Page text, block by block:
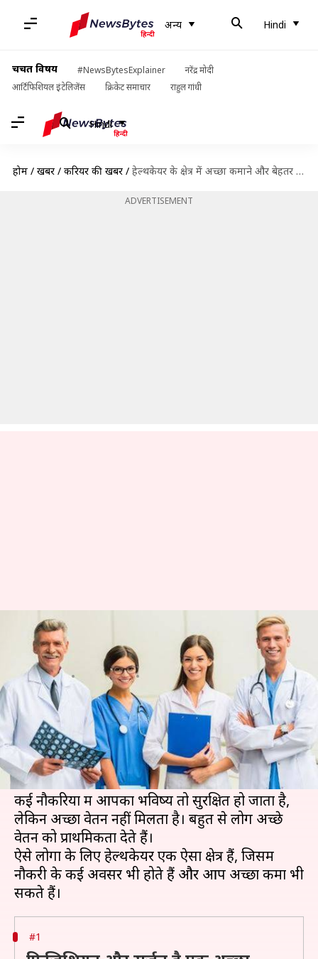
अन्य Hindi
चर्चित विषय #NewsBytesExplainer
नरेंद्र मोदी
आर्टिफिशियल इंटेलिजेंस
क्रिकेट समाचार राहुल गांधी
Hindi
होम / खबरें / करियर की खबरें / हेल्थकेयर के क्षेत्र में अच्छा कमाने और बेहतर करियर के लिए चुनें ये विकल्प
ADVERTISEMENT
हेल्थकेयर के क्षेत्र में अच्छा कमाने और
बेहतर करियर के लिए चुनें ये विकल्प
लेखन मोना दीक्षित May 17, 2020 05:10 pm
क्या है खबर?
आज के समय में सभी युवा एक ऐसी नौकरी करने का
सपना देखते हैं, जिसमें वे अपना भविष्य सुरक्षित करने के
साथ-साथ अच्छा कमा भी सकें।
कई नौकरियों में आपका भविष्य तो सुरक्षित हो जाता है,
लेकिन अच्छा वेतन नहीं मिलता है। बहुत से लोग अच्छे
वेतन को प्राथमिकता देते हैं।
ऐसे लोगों के लिए हेल्थकेयर एक ऐसा क्षेत्र हैं, जिसमें
नौकरी के कई अवसर भी होते हैं और आप अच्छा कमा भी
#1